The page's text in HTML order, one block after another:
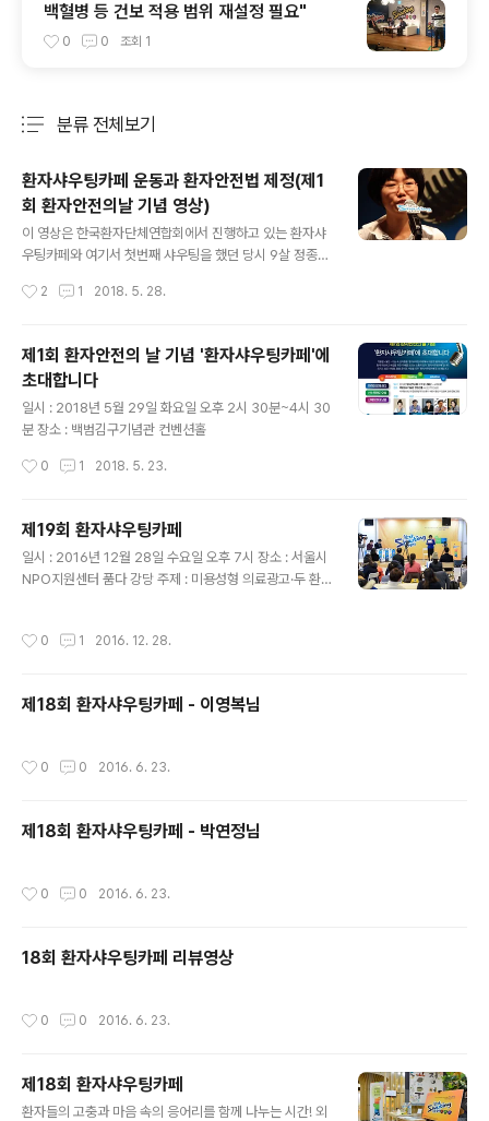
백혈병 등 건보 적용 범위 재설정 필요"
0 0 조회 1
분류 전체보기
환자샤우팅카페 운동과 환자안전법 제정(제1
회 환자안전의날 기념 영상)
이 영상은 한국환자단체연합회에서 진행하고 있는 환자샤
우팅카페와 여기서 첫번째 샤우팅을 했던 당시 9살 정종현
이법)을 제정하는 과정을 담고 있습니다. 환자샤우팅카페
도, 정책, 법률을 환자 중심으로 바꿀수 있다는 자신감을 갖
게 했습니다.
2 1 2018. 5. 28.
제1회 환자안전의 날 기념 '환자샤우팅카페'에
초대합니다
일시 : 2018년 5월 29일 화요일 오후 2시 30분~4시 30
분 장소 : 백범김구기념관 컨벤션홀
0 1 2018. 5. 23.
제19회 환자샤우팅카페
일시 : 2016년 12월 28일 수요일 오후 7시 장소 : 서울시
NPO지원센터 품다 강당 주제 : 미용성형 의료광고·두 환
0 1 2016. 12. 28.
제18회 환자샤우팅카페 - 이영복님
0 0 2016. 6. 23.
제18회 환자샤우팅카페 - 박연정님
0 0 2016. 6. 23.
18회 환자샤우팅카페 리뷰영상
0 0 2016. 6. 23.
제18회 환자샤우팅카페
환자들의 고충과 마음 속의 응어리를 함께 나누는 시간! 외